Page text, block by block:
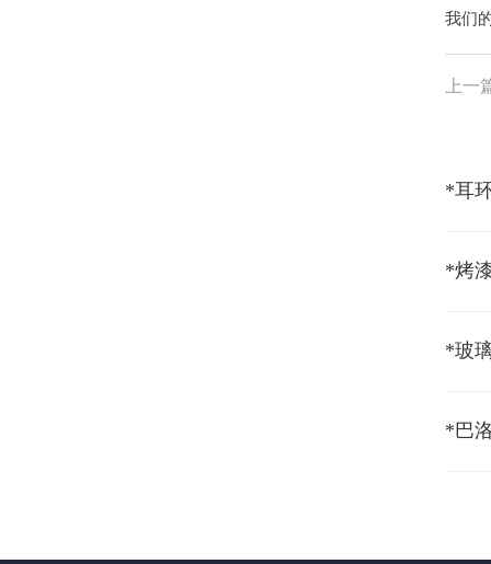
我们
上一
*烤
*玻